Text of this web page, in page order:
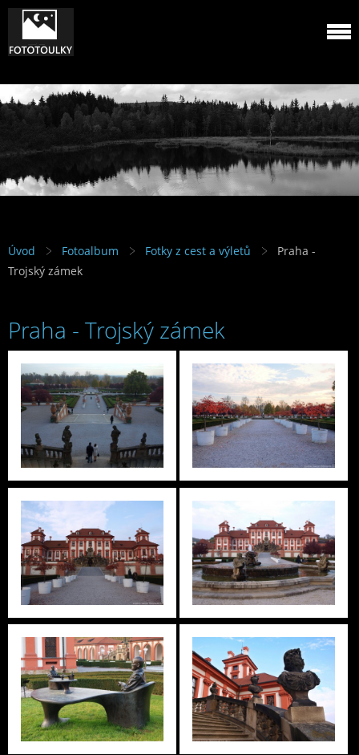
Úvod Fotoalbum Fotky z cest a výletů
Praha -
Trojský zámek
Praha - Trojský zámek